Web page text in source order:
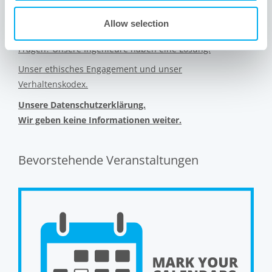
Allow selection
Interessiert an anderen Industrien, die wir bedienen?
Finden Sie sich zurecht. Besuchen Sie unsere Site Map.
Fragen? Unsere Ingenieure haben eine Lösung.
Unser ethisches Engagement und unser
Verhaltenskodex.
Unsere Datenschutzerklärung.
Wir geben keine Informationen weiter.
Bevorstehende Veranstaltungen